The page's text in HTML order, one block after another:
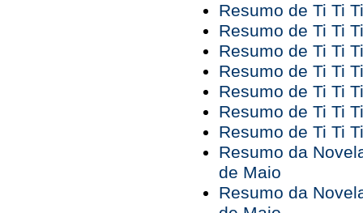
Resumo de Ti Ti
Resumo de Ti Ti
Resumo de Ti Ti
Resumo de Ti Ti
Resumo de Ti Ti
Resumo de Ti Ti
Resumo de Ti Ti
Resumo da
de Maio
Resumo da